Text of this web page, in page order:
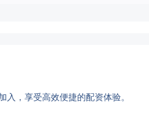
，享受高效便捷的配资体验。